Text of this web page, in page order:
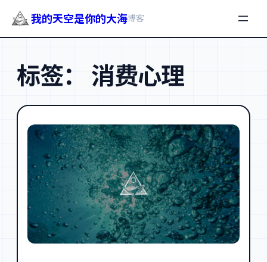
我的天空是你的大海博客
标签： 消费心理